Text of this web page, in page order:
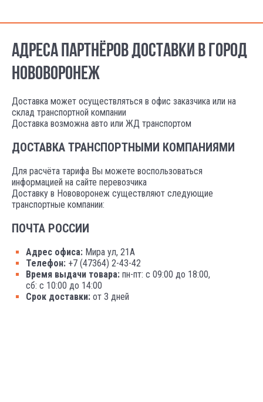
АДРЕСА ПАРТНЁРОВ ДОСТАВКИ В ГОРОД
НОВОВОРОНЕЖ
Доставка может осуществляться в офис заказчика или на
склад транспортной компании
Доставка возможна авто или ЖД транспортом
ДОСТАВКА ТРАНСПОРТНЫМИ КОМПАНИЯМИ
Для расчёта тарифа Вы можете воспользоваться
информацией на сайте перевозчика
Доставку в Нововоронеж существляют следующие
транспортные компании:
ПОЧТА РОССИИ
Адрес офиса: Мира ул, 21А
Телефон: +7 (47364) 2-43-42
Время выдачи товара: пн-пт: с 09:00 до 18:00,
сб: с 10:00 до 14:00
Срок доставки: от 3 дней